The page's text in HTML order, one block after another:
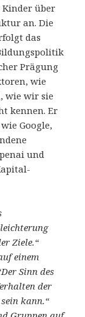
über
an. Die
das
Prägung
wie
wie wir sie
kennen. Er
Google,
und
Ziele.“
einem
Sinn des
der
kann.“